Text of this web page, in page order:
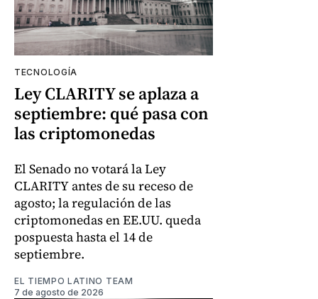
TECNOLOGÍA
Ley CLARITY se aplaza a
septiembre: qué pasa con
las criptomonedas
El Senado no votará la Ley
CLARITY antes de su receso de
agosto; la regulación de las
criptomonedas en EE.UU. queda
pospuesta hasta el 14 de
septiembre.
EL TIEMPO LATINO TEAM
7 de agosto de 2026